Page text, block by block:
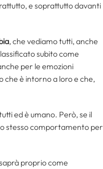
e soprattutto davanti
, che vediamo tutti, anche
subito come
per le emozioni
che è intorno a loro e che,
ed è umano. Però, se il
stesso comportamento per
proprio come